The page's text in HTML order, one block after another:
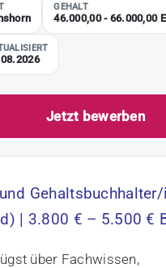
GEHALT
46.000,00 - 66.000,00
Jetzt bewerben
| 3.800 € – 5.500 €
über Fachwissen,